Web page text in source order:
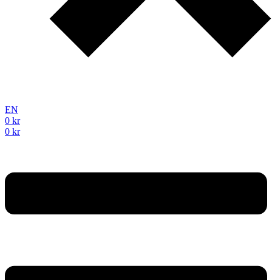
EN
0 kr
0 kr